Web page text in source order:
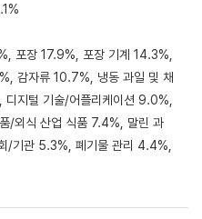
포장 17.9%, 포장 기계 14.3%,
감자류 10.7%, 냉동 과일 및 채
지털 기술/어플리케이션 9.0%,
/외식 산업 식품 7.4%, 말린 과
/기관 5.3%, 폐기물 관리 4.4%,